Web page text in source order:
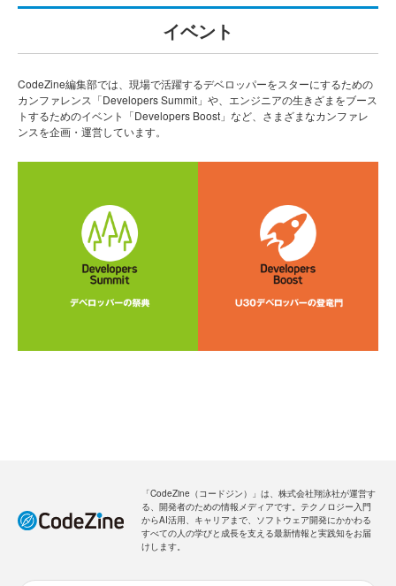
イベント
CodeZine編集部では、現場で活躍するデベロッパーをスターにするための
カンファレンス「Developers Summit」や、エンジニアの生きざまをブース
トするためのイベント「Developers Boost」など、さまざまなカンファレ
ンスを企画・運営しています。
「CodeZine（コードジン）」は、株式会社翔泳社が運営す
る、開発者のための情報メディアです。テクノロジー入門
からAI活用、キャリアまで、ソフトウェア開発にかかわる
すべての人の学びと成長を支える最新情報と実践知をお届
けします。